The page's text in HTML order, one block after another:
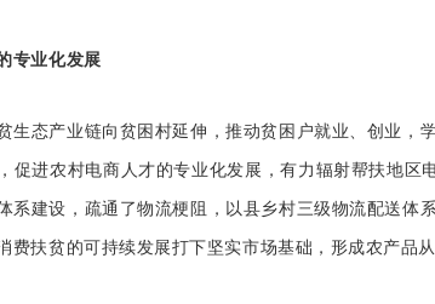
专业化发展
生态产业链向贫困村延伸，推动贫困户就业、创业
促进农村电商人才的专业化发展，有力辐射帮扶地区
系建设，疏通了物流梗阻，以县乡村三级物流配送体
费扶贫的可持续发展打下坚实市场基础，形成农产品